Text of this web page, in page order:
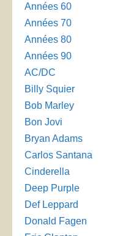
Années 60
Années 70
Années 80
Années 90
AC/DC
Billy Squier
Bob Marley
Bon Jovi
Bryan Adams
Carlos Santana
Cinderella
Deep Purple
Def Leppard
Donald Fagen